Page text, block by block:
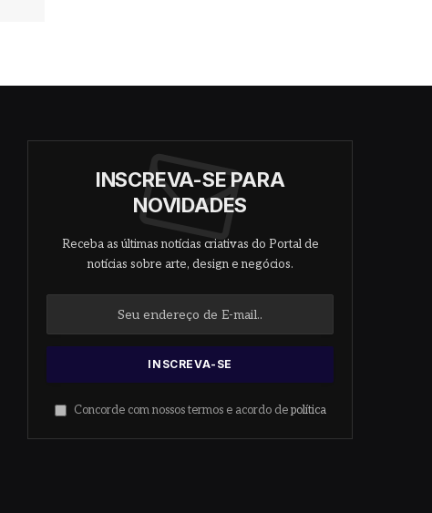
INSCREVA-SE PARA
NOVIDADES
Receba as últimas notícias criativas do Portal de
notícias sobre arte, design e negócios.
Concorde com nossos termos e acordo de política